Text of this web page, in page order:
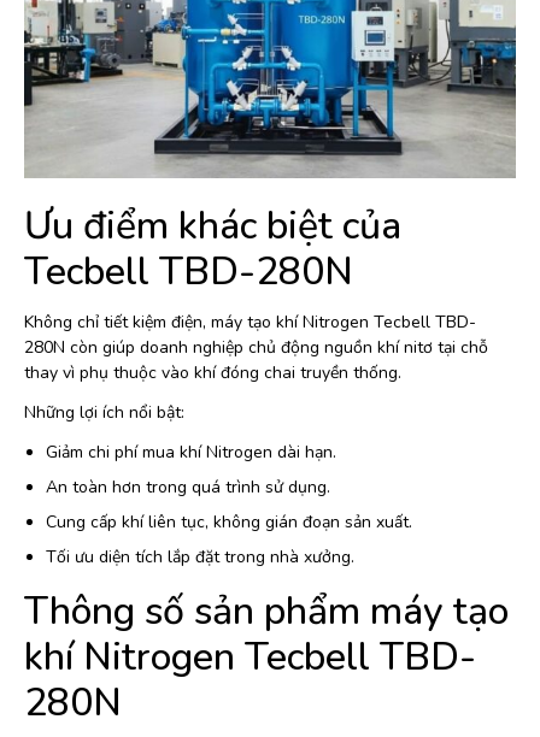
Ưu điểm khác biệt của
Tecbell TBD-280N
Không chỉ tiết kiệm điện, máy tạo khí Nitrogen Tecbell TBD-
280N còn giúp doanh nghiệp chủ động nguồn khí nitơ tại chỗ
thay vì phụ thuộc vào khí đóng chai truyền thống.
Những lợi ích nổi bật:
Giảm chi phí mua khí Nitrogen dài hạn.
An toàn hơn trong quá trình sử dụng.
Cung cấp khí liên tục, không gián đoạn sản xuất.
Tối ưu diện tích lắp đặt trong nhà xưởng.
Thông số sản phẩm máy tạo
khí Nitrogen Tecbell TBD-
280N